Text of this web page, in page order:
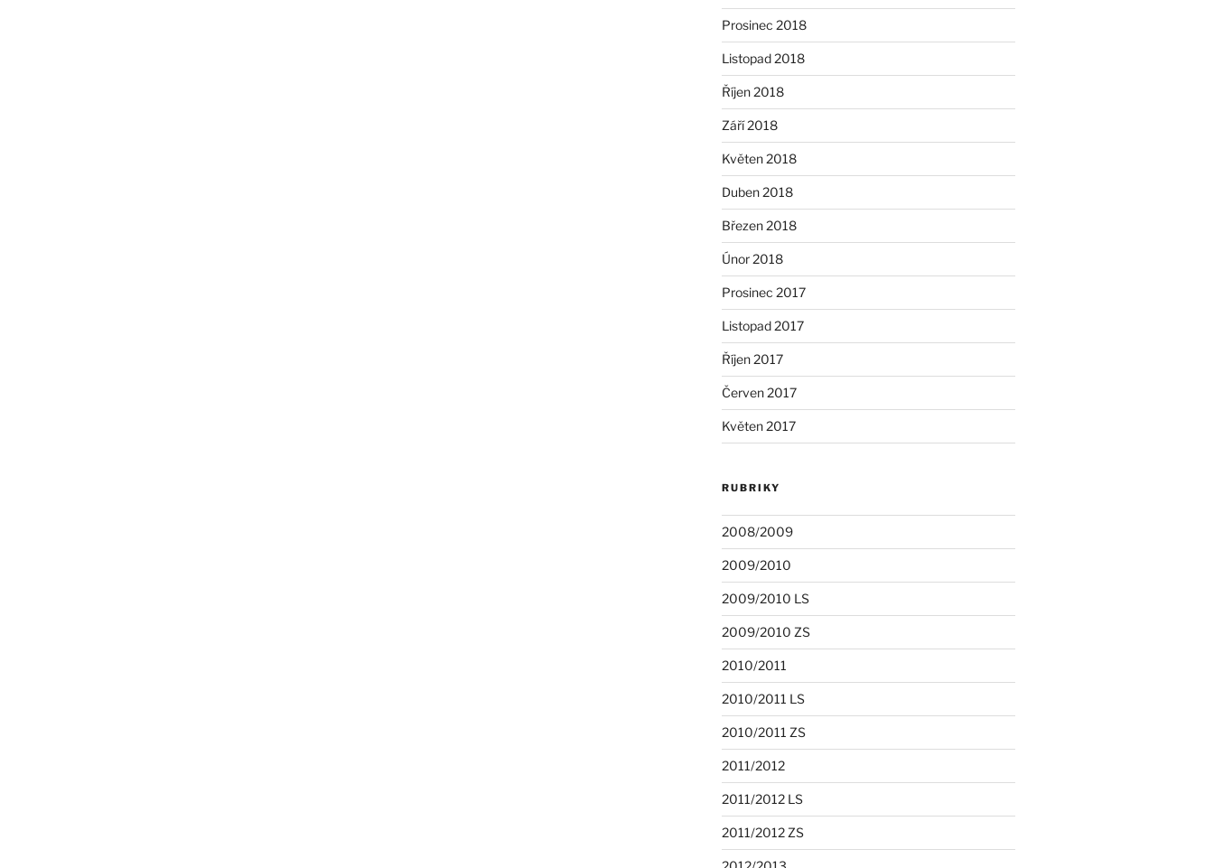
Prosinec 2018
Listopad 2018
Říjen 2018
Září 2018
Květen 2018
Duben 2018
Březen 2018
Únor 2018
Prosinec 2017
Listopad 2017
Říjen 2017
Červen 2017
Květen 2017
RUBRIKY
2008/2009
2009/2010
2009/2010 LS
2009/2010 ZS
2010/2011
2010/2011 LS
2010/2011 ZS
2011/2012
2011/2012 LS
2011/2012 ZS